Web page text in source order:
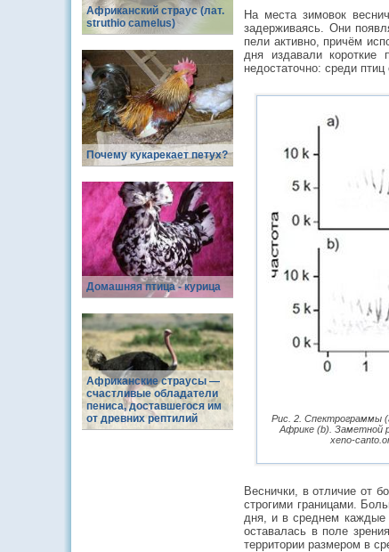
Африканский страус (лат.
struthio camelus)
Почему кукарекает петух?
Домашняя птица - курица
Африканские страусы —
счастливые обладатели
пениса, доставшегося им
от древних рептилий
На места зимовок
задерживаясь. Они
пели активно, причём
дня издавали короткие
недостаточно: среди
Рис. 2. Спектрограммы
Африке (b). Заметной
xeno-
Веснички, в отличие от
строгими границами.
дня, и в среднем каждые
оставалась в поле
территории размером в